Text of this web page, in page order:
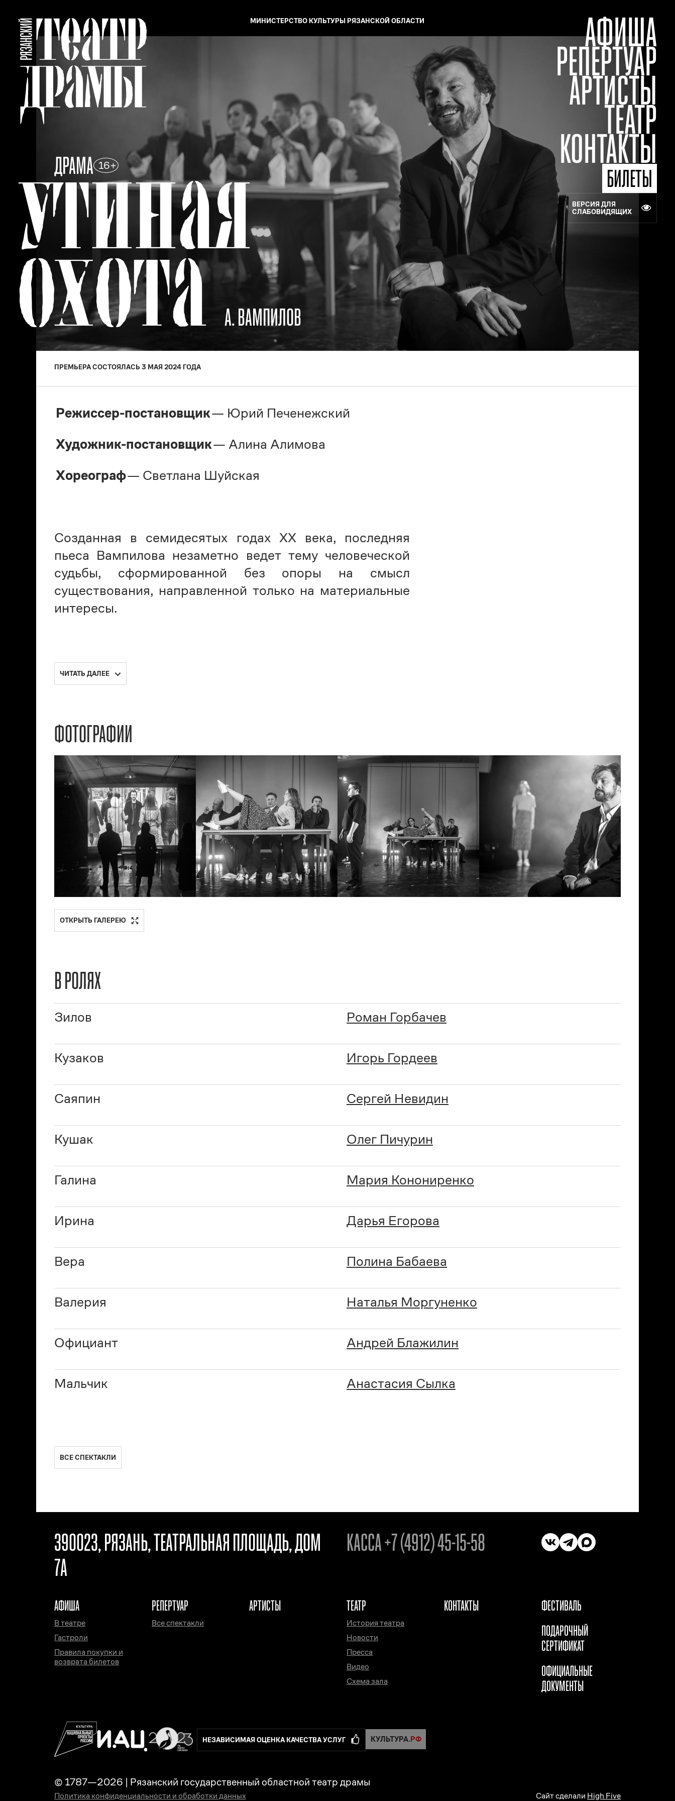
МИНИСТЕРСТВО КУЛЬТУРЫ РЯЗАНСКОЙ ОБЛАСТИ
ДРАМА 16+
УТИНАЯ
ОХОТА
А. ВАМПИЛОВ
АФИША
РЕПЕРТУАР
АРТИСТЫ
ТЕАТР
КОНТАКТЫ
БИЛЕТЫ
ВЕРСИЯ ДЛЯ
СЛАБОВИДЯЩИХ
ПРЕМЬЕРА СОСТОЯЛАСЬ 3 МАЯ 2024 ГОДА
Режиссер-постановщик— Юрий Печенежский
Художник-постановщик— Алина Алимова
Хореограф— Светлана Шуйская
Созданная в семидесятых годах ХХ века, последняя
пьеса Вампилова незаметно ведет тему человеческой
судьбы, сформированной без опоры на смысл
существования, направленной только на материальные
интересы.
ЧИТАТЬ ДАЛЕЕ
ФОТОГРАФИИ
ОТКРЫТЬ ГАЛЕРЕЮ
В РОЛЯХ
Зилов Роман Горбачев
Кузаков Игорь Гордеев
Саяпин Сергей Невидин
Кушак Олег Пичурин
Галина Мария Конониренко
Ирина Дарья Егорова
Вера Полина Бабаева
Валерия Наталья Моргуненко
Официант Андрей Блажилин
Мальчик Анастасия Сылка
ВСЕ СПЕКТАКЛИ
390023, РЯЗАНЬ, ТЕАТРАЛЬНАЯ ПЛОЩАДЬ, ДОМ
7А
КАССА+7 (4912) 45-15-58
АФИША
В театре
Гастроли
Правила покупки и
возврата билетов
РЕПЕРТУАР
Все спектакли
АРТИСТЫ ТЕАТР
История театра
Новости
Пресса
Видео
Схема зала
КОНТАКТЫ
ФЕСТИВАЛЬ
ПОДАРОЧНЫЙ
СЕРТИФИКАТ
ОФИЦИАЛЬНЫЕ
ДОКУМЕНТЫ
НЕЗАВИСИМАЯ ОЦЕНКА КАЧЕСТВА УСЛУГ
© 1787—2026 Рязанский государственный областной театр драмы
Политика конфиденциальности и обработки данных Сайт сделали High Five